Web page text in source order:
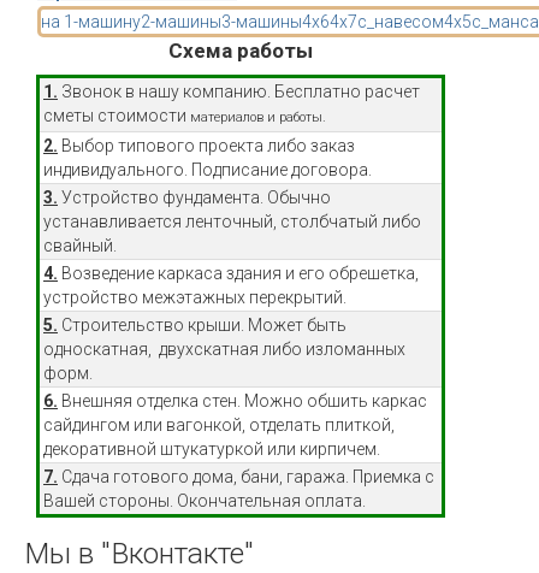
на 1-машину2-машины3-машины4x64x7с_навесом4x5
Схема работы
1. Звонок в нашу компанию. Бесплатно расчет
сметы стоимости материалов и работы.
2. Выбор типового проекта либо заказ
индивидуального. Подписание договора.
3. Устройство фундамента. Обычно
устанавливается ленточный, столбчатый либо
свайный.
4. Возведение каркаса здания и его обрешетка,
устройство межэтажных перекрытий.
5. Строительство крыши. Может быть
односкатная, двухскатная либо изломанных
форм.
6. Внешняя отделка стен. Можно обшить каркас
сайдингом или вагонкой, отделать плиткой,
декоративной штукатуркой или кирпичем.
7. Сдача готового дома, бани, гаража. Приемка с
Вашей стороны. Окончательная оплата.
Мы в "Вконтакте"